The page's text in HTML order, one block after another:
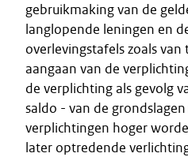
gebruikmaking van de
langlopende leningen en
overlevingstafels zoals
aangaan van de
de verplichting als gevolg
saldo - van de
verplichtingen hoger
later optredende